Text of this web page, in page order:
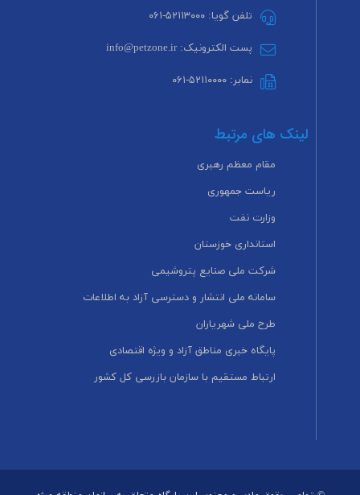
تلفن گویا: ۵۲۱۱۳۰۰۰-۰۶۱
پست الکترونیک: info@petzone.ir
نمابر: ۵۲۱۱۰۰۰۰-۰۶۱
لینک های مرتبط
مقام معظم رهبری
ریاست جمهوری
وزارت نفت
استانداری خوزستان
شرکت ملی صنایع پتروشیمی
سامانه ملی انتشار و دسترسی آزاد به اطلاعات
طرح ملی شهریاران
پایگاه خبری مناطق آزاد و ویژه اقتصادی
ارتباط مستقیم با سازمان بازرسی کل کشور